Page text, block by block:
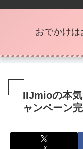
おでかけは
IIJmioの本
ャンペーン